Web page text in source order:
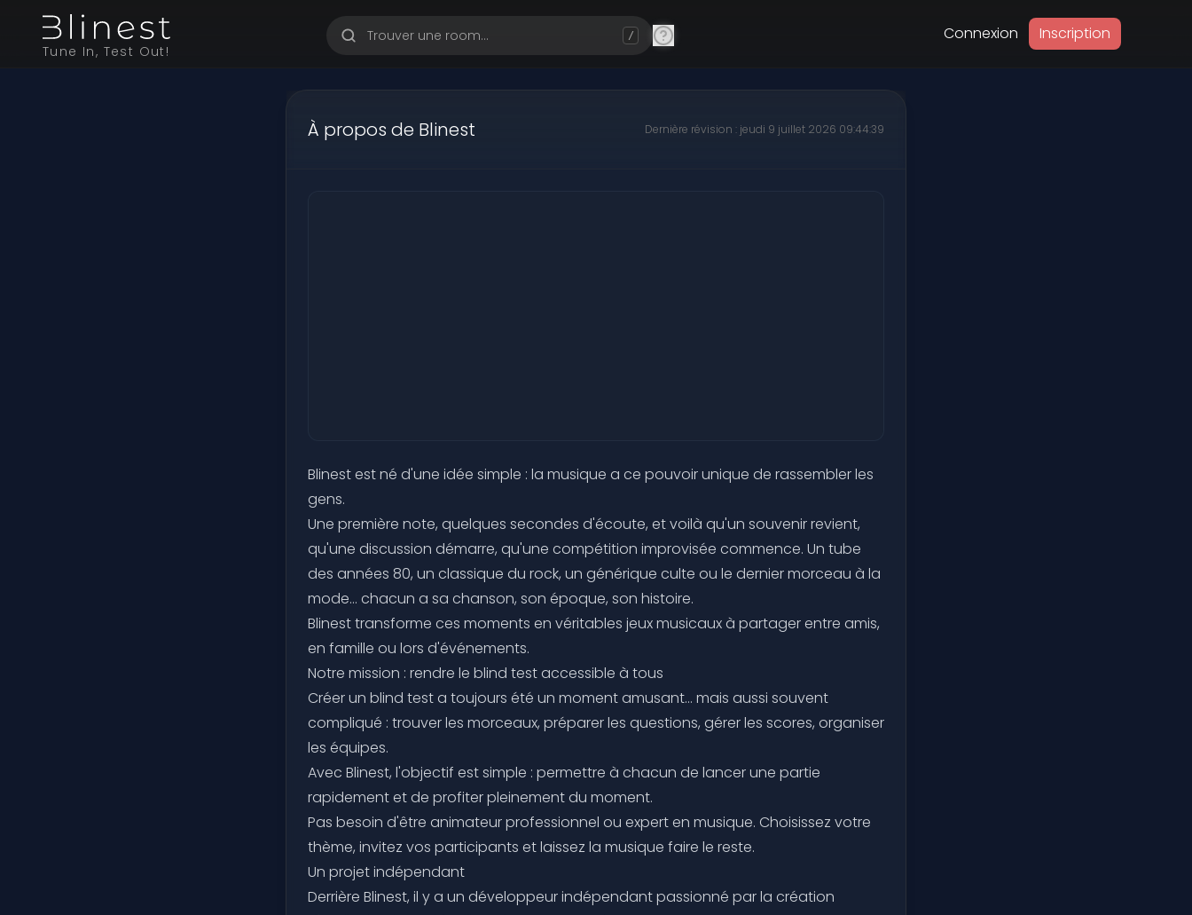
Tune In, Test Out!
/ Connexion Inscription
À propos de Blinest Dernière révision : jeudi 9 juillet 2026 09:44:39
Blinest est né d'une idée simple : la musique a ce pouvoir unique de rassembler les
gens.
Une première note, quelques secondes d'écoute, et voilà qu'un souvenir revient,
qu'une discussion démarre, qu'une compétition improvisée commence. Un tube
des années 80, un classique du rock, un générique culte ou le dernier morceau à la
mode… chacun a sa chanson, son époque, son histoire.
Blinest transforme ces moments en véritables jeux musicaux à partager entre amis,
en famille ou lors d'événements.
Notre mission : rendre le blind test accessible à tous
Créer un blind test a toujours été un moment amusant… mais aussi souvent
compliqué : trouver les morceaux, préparer les questions, gérer les scores, organiser
les équipes.
Avec Blinest, l'objectif est simple : permettre à chacun de lancer une partie
rapidement et de profiter pleinement du moment.
Pas besoin d'être animateur professionnel ou expert en musique. Choisissez votre
thème, invitez vos participants et laissez la musique faire le reste.
Un projet indépendant
Derrière Blinest, il y a un développeur indépendant passionné par la création